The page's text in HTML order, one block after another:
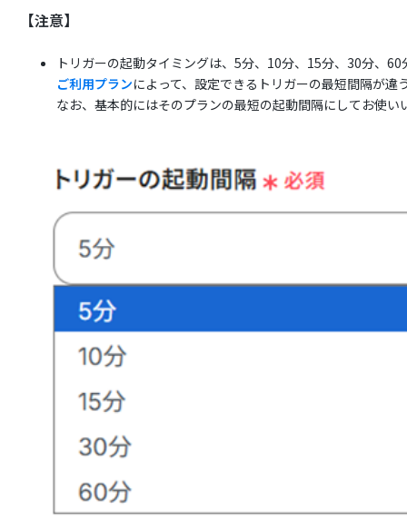
【注意】
トリガーの起動タイミングは、5分、10分、15分、30分、
ご利用プランによって、設定できるトリガーの最短間隔が違
なお、基本的にはそのプランの最短の起動間隔にしてお使